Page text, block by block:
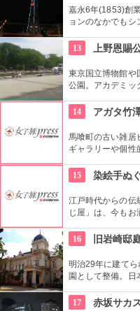
嘉永6年(1853)創
ョンのなかでもシ
が揃う。
13 上野恩賜
東京国立博物館や
公園。アカデミッ
14
アガタ竹
馬喰町の古い雑居
ギャラリーや個性
注目を浴びるアー
15 染絵手ぬ
江戸時代からの伝
じ屋」は、今もお
地の小物も各種扱
16 旧岩崎邸
明治29年に建て
園として整備。日
文化財にもなって
17 赤坂サカ